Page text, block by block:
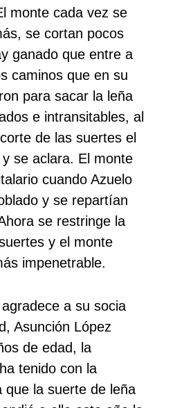
monte cada vez se
se cortan pocos
ganado que entre a
caminos que en su
para sacar la leña
e intransitables, al
de las suertes el
se aclara. El monte
cuando Azuelo
y se repartían
se restringe la
y el monte
impenetrable.
a su socia
Asunción López
de edad, la
tenido con la
que la suerte de leña